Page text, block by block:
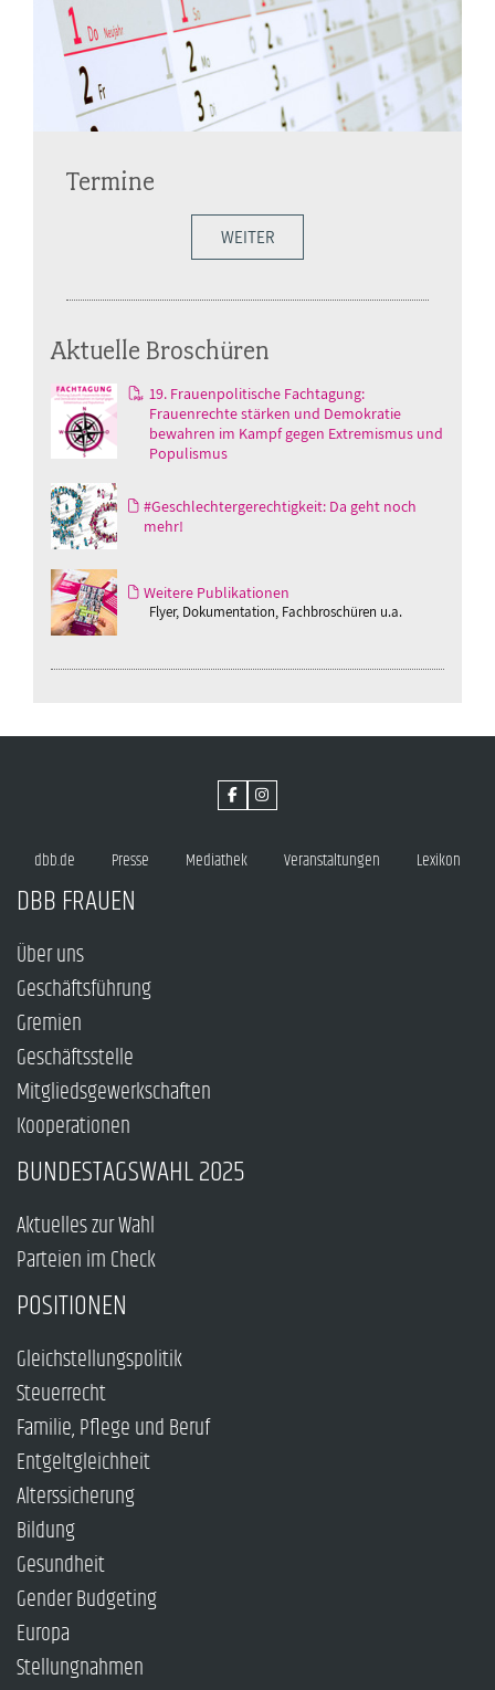
Termine
WEITER
Aktuelle Broschüren
19. Frauenpolitische Fachtagung:
Frauenrechte stärken und Demokratie
bewahren im Kampf gegen Extremismus und
Populismus
#Geschlechtergerechtigkeit: Da geht noch
mehr!
Weitere Publikationen
Flyer, Dokumentation, Fachbroschüren u.a.
dbb.de Presse Mediathek Veranstaltungen Lexikon
DBB FRAUEN
Über uns
Geschäftsführung
Gremien
Geschäftsstelle
Mitgliedsgewerkschaften
Kooperationen
BUNDESTAGSWAHL 2025
Aktuelles zur Wahl
Parteien im Check
POSITIONEN
Gleichstellungspolitik
Steuerrecht
Familie, Pflege und Beruf
Entgeltgleichheit
Alterssicherung
Bildung
Gesundheit
Gender Budgeting
Europa
Stellungnahmen